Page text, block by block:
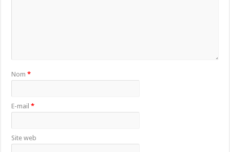
Nom*
E-mail*
Site web